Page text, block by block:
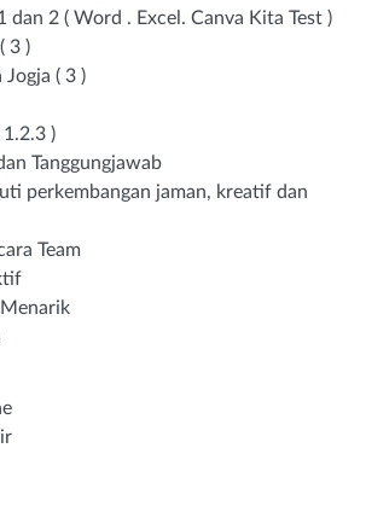
dan 2 ( Word . Excel. Canva Kita Test )
3 )
( 3 )
1.2.3 )
Tanggungjawab
perkembangan jaman, kreatif dan
Team